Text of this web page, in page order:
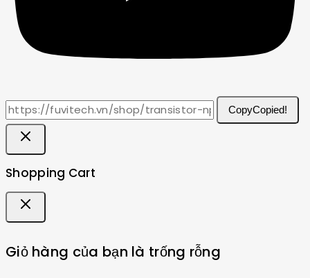
CopyCopied!
Shopping Cart
Giỏ hàng của bạn là trống rỗng